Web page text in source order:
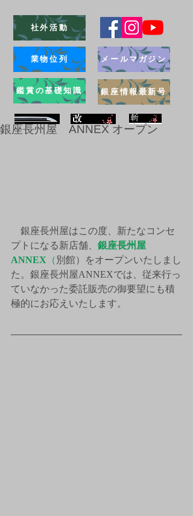
社外活動
業物位列
鑑賞の基礎知識
メールマガジン
銀座情報最新号
銀座長州屋 ANNEX オープン
銀座長州屋はこの度、新たなコンセ
プトになる新店舗、 銀座長州屋
ANNEX （ 別館）をオープンいたしまし
た。銀座長州屋ANNEXでは、従来行っ
ていなかった委託販売の御要望にも積
極的にお応えいたします。